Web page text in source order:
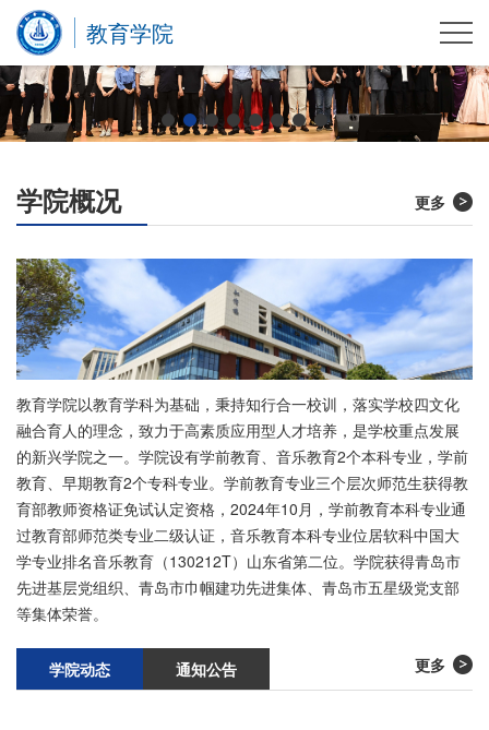
教育学院
学院概况 更多
教育学院以教育学科为基础，秉持知行合一校训，落实学校四文化
融合育人的理念，致力于高素质应用型人才培养，是学校重点发展
的新兴学院之一。学院设有学前教育、音乐教育2个本科专业，学前
教育、早期教育2个专科专业。学前教育专业三个层次师范生获得教
育部教师资格证免试认定资格，2024年10月，学前教育本科专业通
过教育部师范类专业二级认证，音乐教育本科专业位居软科中国大
学专业排名音乐教育（130212T）山东省第二位。学院获得青岛市
先进基层党组织、青岛市巾帼建功先进集体、青岛市五星级党支部
等集体荣誉。
学院动态 通知公告 更多